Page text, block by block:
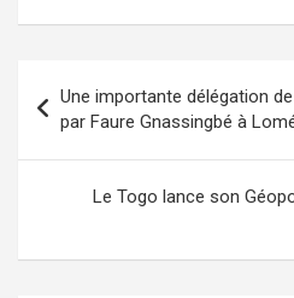
de
l’article
Une importante délégation
par Faure Gnassingbé à
Le Togo lance son